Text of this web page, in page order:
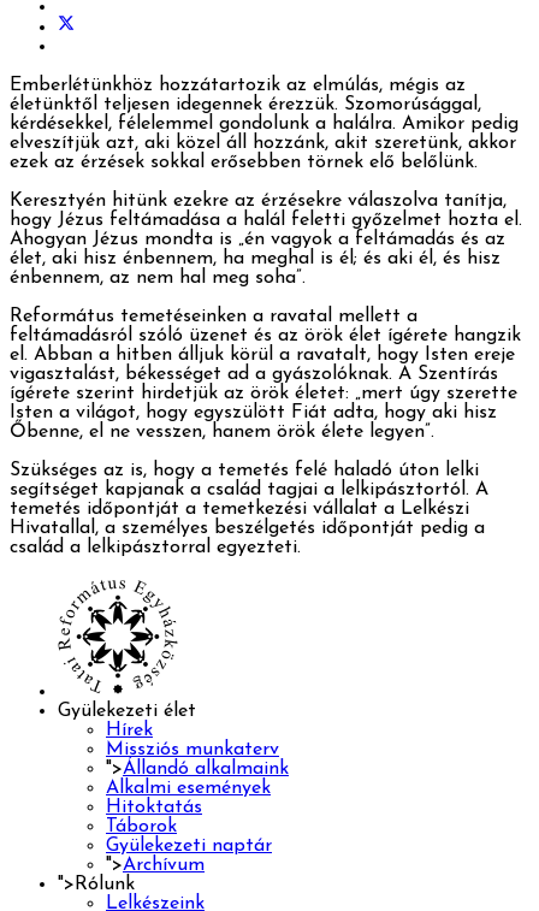
Emberlétünkhöz hozzátartozik az elmúlás, mégis az
életünktől teljesen idegennek érezzük. Szomorúsággal,
kérdésekkel, félelemmel gondolunk a halálra. Amikor pedig
elveszítjük azt, aki közel áll hozzánk, akit szeretünk, akkor
ezek az érzések sokkal erősebben törnek elő belőlünk.
Keresztyén hitünk ezekre az érzésekre válaszolva tanítja,
hogy Jézus feltámadása a halál feletti győzelmet hozta el.
Ahogyan Jézus mondta is „én vagyok a feltámadás és az
élet, aki hisz énbennem, ha meghal is él; és aki él, és hisz
énbennem, az nem hal meg soha”.
Református temetéseinken a ravatal mellett a
feltámadásról szóló üzenet és az örök élet ígérete hangzik
el. Abban a hitben álljuk körül a ravatalt, hogy Isten ereje
vigasztalást, békességet ad a gyászolóknak. A Szentírás
ígérete szerint hirdetjük az örök életet: „mert úgy szerette
Isten a világot, hogy egyszülött Fiát adta, hogy aki hisz
Őbenne, el ne vesszen, hanem örök élete legyen”.
Szükséges az is, hogy a temetés felé haladó úton lelki
segítséget kapjanak a család tagjai a lelkipásztortól. A
temetés időpontját a temetkezési vállalat a Lelkészi
Hivatallal, a személyes beszélgetés időpontját pedig a
család a lelkipásztorral egyezteti.
Gyülekezeti élet
Hírek
Missziós munkaterv
">Állandó alkalmaink
Alkalmi események
Hitoktatás
Táborok
Gyülekezeti naptár
">Archívum
">Rólunk
Lelkészeink